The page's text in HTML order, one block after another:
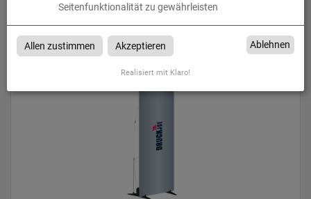
OUTDOOR penguin
zum Artikel
Seitenfunktionalität zu gewährleisten
Allen zustimmen Akzeptieren Ablehnen
Realisiert mit Klaro!